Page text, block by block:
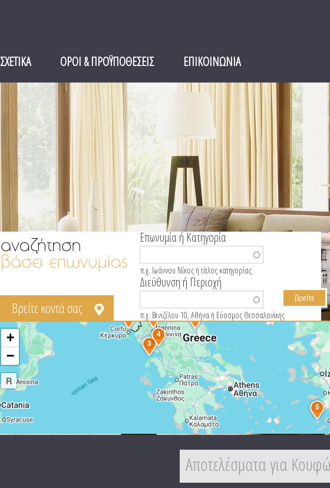
ΣΧΕΤΙΚΑ ΟΡΟΙ & ΠΡΟΫΠΟΘΕΣΕΙΣ ΕΠΙΚΟΙΝΩΝΙΑ
Επωνυμία ή Κατηγορία
π.χ. Ιωάννου Νίκος ή τίτλος κατηγορίας
Διεύθυνση ή Περιοχή
π.χ. Βενιζέλου 10, Αθήνα ή Εύοσμος Θεσσαλονίκης
Βρείτε κοντά σας 2
3
4
5
6
+
−
R
Αποτελέσματα για